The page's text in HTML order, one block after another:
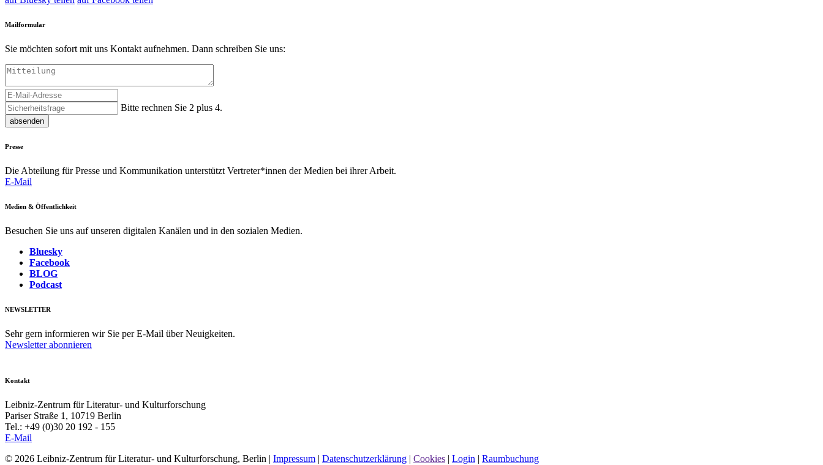
Mailformular
Sie möchten sofort mit uns Kontakt aufnehmen. Dann schreiben Sie uns:
Bitte rechnen Sie 2 plus 4.
absenden
Presse
Die Abteilung für Presse und Kommunikation unterstützt Vertreter*innen der Medien bei ihrer Arbeit.
E-Mail
Medien & Öffentlichkeit
Besuchen Sie uns auf unseren digitalen Kanälen und in den sozialen Medien.
Bluesky
Facebook
BLOG
Podcast
NEWSLETTER
Sehr gern informieren wir Sie per E-Mail über Neuigkeiten.
Newsletter abonnieren
Kontakt
Leibniz-Zentrum für Literatur- und Kulturforschung
Pariser Straße 1, 10719 Berlin
Tel.: +49 (0)30 20 192 - 155
E-Mail
© 2026 Leibniz-Zentrum für Literatur- und Kulturforschung, Berlin | Impressum | Datenschutzerklärung | Cookies | Login | Raumbuchung